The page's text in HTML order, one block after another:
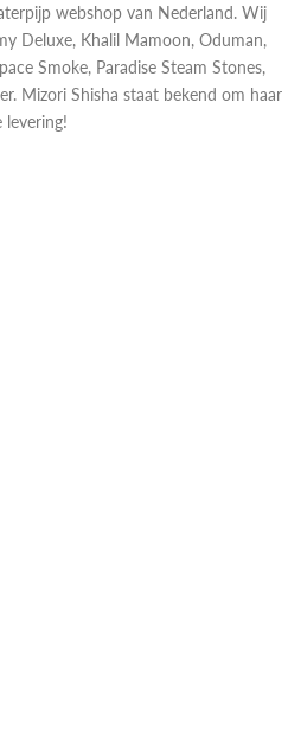
webshop van Nederland. Wij
Deluxe, Khalil Mamoon, Oduman,
Smoke, Paradise Steam Stones,
Mizori Shisha staat bekend om haar
levering!